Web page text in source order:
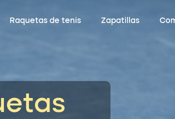
Raquetas de tenis Zapatillas